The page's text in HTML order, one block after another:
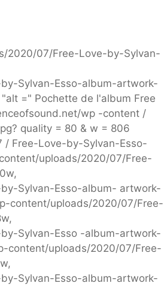
2020/07/Free-Love-by-Sylvan-
Sylvan-Esso-album-artwork-
=" Pochette de l'album Free
wp -content /
quality = 80 & w = 806
Free-Love-by-Sylvan-Esso-
uploads/2020/07/Free-
Sylvan-Esso-album- artwork-
content/uploads/2020/07/Free-
Sylvan-Esso -album-artwork-
content/uploads/2020/07/Free-
Sylvan-Esso-album-artwork-